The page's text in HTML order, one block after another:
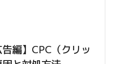
告編】CPC（クリッ